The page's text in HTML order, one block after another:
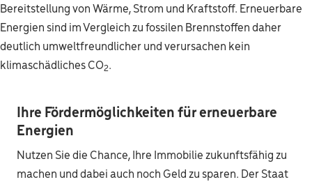
Bereitstellung von Wärme, Strom und Kraftstoff. Erneuerbare
Energien sind im Vergleich zu fossilen Brennstoffen daher
deutlich umweltfreundlicher und verursachen kein
klimaschädliches CO2.
Ihre Fördermöglichkeiten für erneuerbare
Energien
Nutzen Sie die Chance, Ihre Immobilie zukunftsfähig zu
machen und dabei auch noch Geld zu sparen. Der Staat